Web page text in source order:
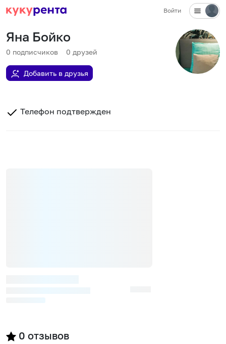
Войти
Яна Бойко
0 подписчиков 0 друзей
Добавить в друзья
Телефон подтвержден
0 отзывов